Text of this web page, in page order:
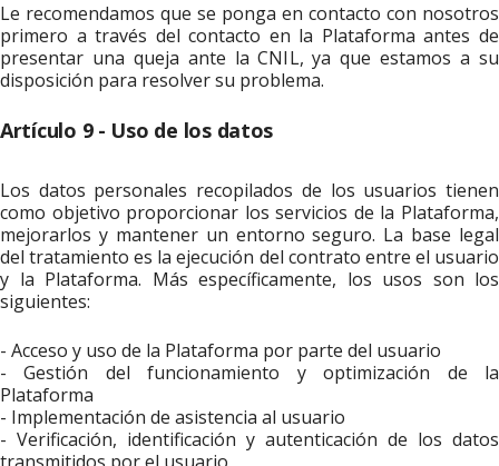
Le recomendamos que se ponga en contacto con nosotros
primero a través del contacto en la Plataforma antes de
presentar una queja ante la CNIL, ya que estamos a su
disposición para resolver su problema.
Artículo 9 - Uso de los datos
Los datos personales recopilados de los usuarios tienen
como objetivo proporcionar los servicios de la Plataforma,
mejorarlos y mantener un entorno seguro. La base legal
del tratamiento es la ejecución del contrato entre el usuario
y la Plataforma. Más específicamente, los usos son los
siguientes:
- Acceso y uso de la Plataforma por parte del usuario
- Gestión del funcionamiento y optimización de la
Plataforma
- Implementación de asistencia al usuario
- Verificación, identificación y autenticación de los datos